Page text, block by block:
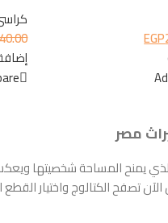
EGP
40.00
مصر
يمنح المساحة شخصيتها
تصفح الكتالوج واختيار